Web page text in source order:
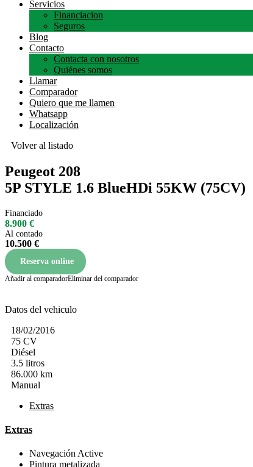
Servicios
Financiacion
Seguros
Blog
Contacto
Contacta con nosotros
Quiénes somos
Llamar
Comparador
Quiero que me llamen
Whatsapp
Localización
Volver al listado
Peugeot 208
5P STYLE 1.6 BlueHDi 55KW (75CV)
Financiado
8.900 €
Al contado
10.500 €
Reserva online
Añadir al comparadorEliminar del comparador
Datos del vehiculo
18/02/2016
75 CV
Diésel
3.5 litros
86.000 km
Manual
Extras
Extras
Navegación Active
Pintura metalizada